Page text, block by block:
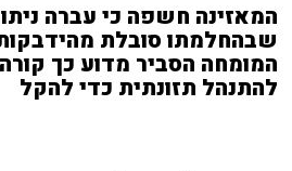
המאזינה חשפה כי עברה
שבהחלמתו סובלת
המומחה הסביר מדוע כך קורה
להתנהל תזונתית כדי להקל